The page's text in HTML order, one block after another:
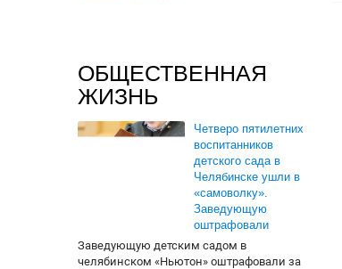
ОБЩЕСТВЕННАЯ
ЖИЗНЬ
Четверо пятилетних
воспитанников
детского сада в
Челябинске ушли в
«самоволку».
Заведующую
оштрафовали
Заведующую детским садом в
челябинском «Ньютон» оштрафовали за